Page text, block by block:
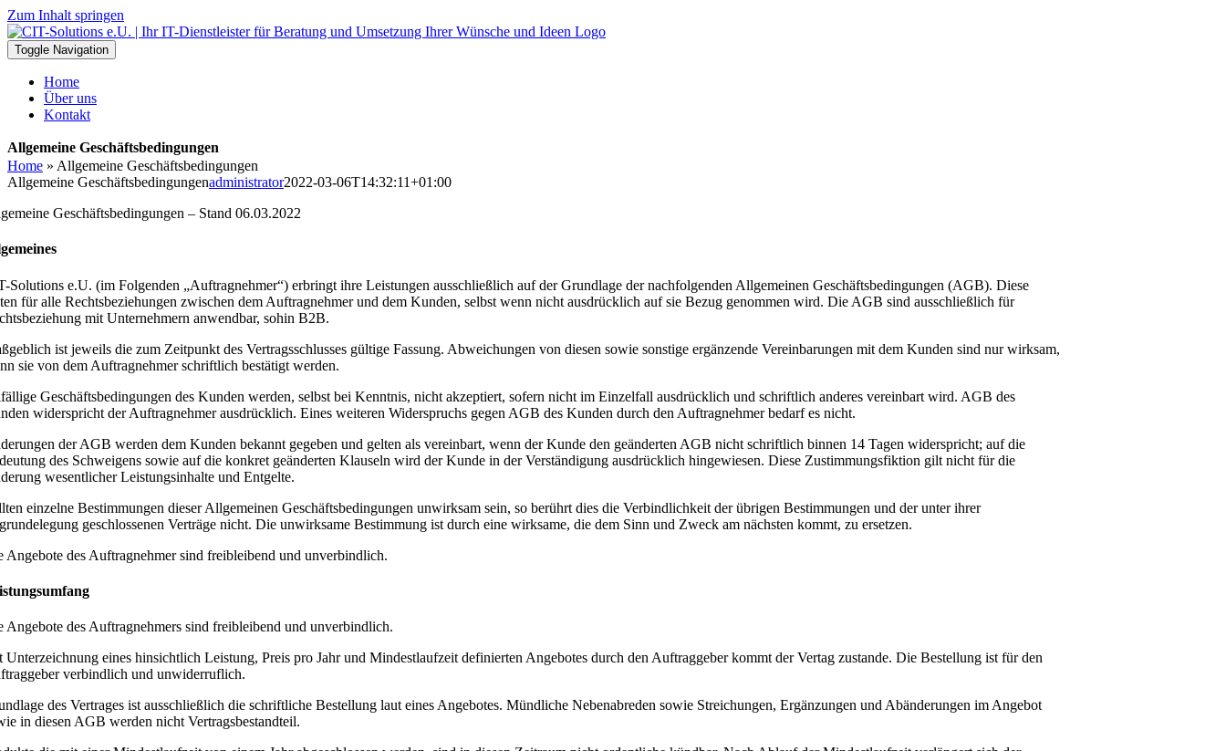
Zum Inhalt springen
Toggle Navigation
Home
Über uns
Kontakt
Allgemeine Geschäftsbedingungen
Home » Allgemeine Geschäftsbedingungen
Allgemeine Geschäftsbedingungenadministrator2022-03-06T14:32:11+01:00
Geschäftsbedingungen – Stand 06.03.2022
Solutions e.U. (im Folgenden „Auftragnehmer“) erbringt ihre Leistungen ausschließlich auf der Grundlage der nachfolgenden Allgemeinen Geschäftsbedingungen (AGB). Diese
für alle Rechtsbeziehungen zwischen dem Auftragnehmer und dem Kunden, selbst wenn nicht ausdrücklich auf sie Bezug genommen wird. Die AGB sind ausschließlich für
mit Unternehmern anwendbar, sohin B2B.
ist jeweils die zum Zeitpunkt des Vertragsschlusses gültige Fassung. Abweichungen von diesen sowie sonstige ergänzende Vereinbarungen mit dem Kunden sind nur wirksam,
sie von dem Auftragnehmer schriftlich bestätigt werden.
Geschäftsbedingungen des Kunden werden, selbst bei Kenntnis, nicht akzeptiert, sofern nicht im Einzelfall ausdrücklich und schriftlich anderes vereinbart wird. AGB des
widerspricht der Auftragnehmer ausdrücklich. Eines weiteren Widerspruchs gegen AGB des Kunden durch den Auftragnehmer bedarf es nicht.
der AGB werden dem Kunden bekannt gegeben und gelten als vereinbart, wenn der Kunde den geänderten AGB nicht schriftlich binnen 14 Tagen widerspricht; auf die
des Schweigens sowie auf die konkret geänderten Klauseln wird der Kunde in der Verständigung ausdrücklich hingewiesen. Diese Zustimmungsfiktion gilt nicht für die
wesentlicher Leistungsinhalte und Entgelte.
einzelne Bestimmungen dieser Allgemeinen Geschäftsbedingungen unwirksam sein, so berührt dies die Verbindlichkeit der übrigen Bestimmungen und der unter ihrer
geschlossenen Verträge nicht. Die unwirksame Bestimmung ist durch eine wirksame, die dem Sinn und Zweck am nächsten kommt, zu ersetzen.
Angebote des Auftragnehmer sind freibleibend und unverbindlich.
Angebote des Auftragnehmers sind freibleibend und unverbindlich.
Unterzeichnung eines hinsichtlich Leistung, Preis pro Jahr und Mindestlaufzeit definierten Angebotes durch den Auftraggeber kommt der Vertag zustande. Die Bestellung ist für den
verbindlich und unwiderruflich.
des Vertrages ist ausschließlich die schriftliche Bestellung laut eines Angebotes. Mündliche Nebenabreden sowie Streichungen, Ergänzungen und Abänderungen im Angebot
in diesen AGB werden nicht Vertragsbestandteil.